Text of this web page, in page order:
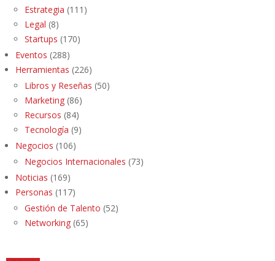
Estrategia (111)
Legal (8)
Startups (170)
Eventos (288)
Herramientas (226)
Libros y Reseñas (50)
Marketing (86)
Recursos (84)
Tecnología (9)
Negocios (106)
Negocios Internacionales (73)
Noticias (169)
Personas (117)
Gestión de Talento (52)
Networking (65)